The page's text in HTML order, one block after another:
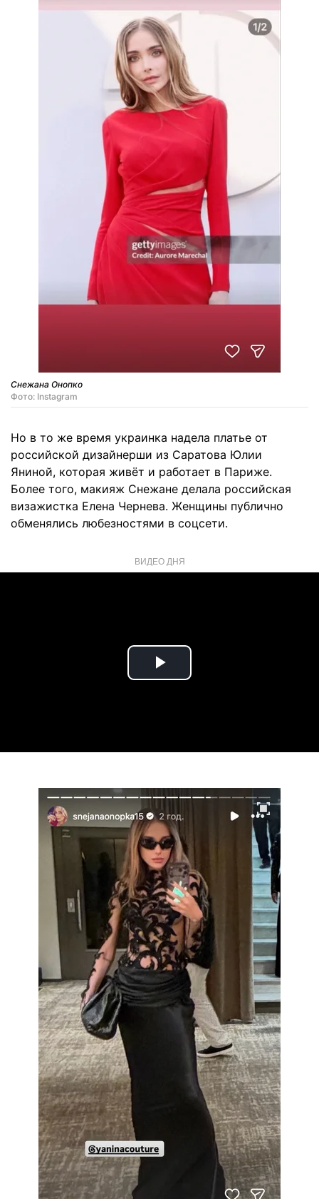
Снежана Онопко
Фото: Instagram
Но в то же время украинка надела платье от
российской дизайнерши из Саратова Юлии
Яниной, которая живёт и работает в Париже.
Более того, макияж Снежане делала российская
визажистка Елена Чернева. Женщины публично
обменялись любезностями в соцсети.
ВИДЕО ДНЯ
Play